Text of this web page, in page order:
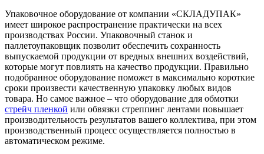
Упаковочное оборудование от компании «СКЛАДУПАК»
имеет широкое распространение практически на всех
производствах России. Упаковочный станок и
паллетоупаковщик позволит обеспечить сохранность
выпускаемой продукции от вредных внешних воздействий,
которые могут повлиять на качество продукции. Правильно
подобранное оборудование поможет в максимально короткие
сроки произвести качественную упаковку любых видов
товара. Но самое важное – что оборудование для обмотки
стрейч пленкой или обвязки стреппинг лентами повышает
производительность результатов вашего коллектива, при этом
производственный процесс осуществляется полностью в
автоматическом режиме.